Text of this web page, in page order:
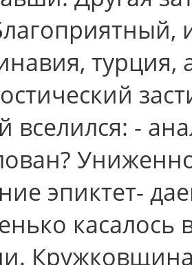
вселился: -
эпиктет-